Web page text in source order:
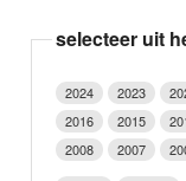
Video
selecteer uit
2024 2023
2016
2015
2008
2007